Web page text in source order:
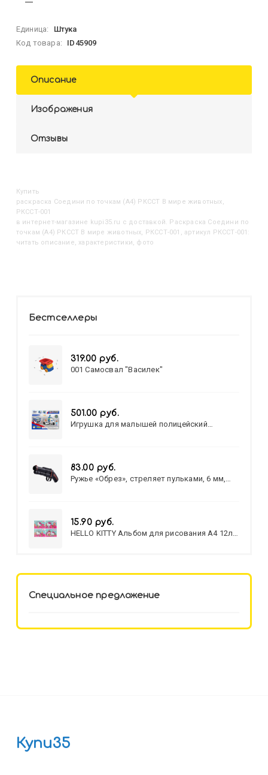
Единица:
Штука
Код товара:
ID45909
Описание
Изображения
Отзывы
Купить
Раскраска Соедини по точкам (А4) РКССТ В мире животных,
РКССТ-001
в интернет-магазине kupi35.ru с доставкой. Раскраска Соедини по
точкам (А4) РКССТ В мире животных, РКССТ-001, артикул РКССТ-001:
читать описание, характеристики, фото
Бестселлеры
319.00 руб.
001 Самосвал "Василек"
501.00 руб.
Игрушка для малышей полицейский
83.00 руб.
Ружье «Обрез», стреляет пульками, 6 мм,
15.90 руб.
HELLO KITTY Альбом для рисования А4 12л.
Специальное предложение
Купи35